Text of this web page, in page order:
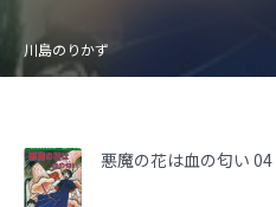
川島のりかず
悪魔の花は血の匂い 04